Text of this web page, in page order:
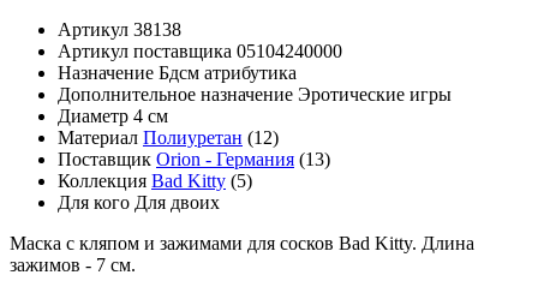
Артикул 38138
Артикул поставщика 05104240000
Назначение Бдсм атрибутика
Дополнительное назначение Эротические игры
Диаметр 4 см
Материал Полиуретан (12)
Поставщик Orion - Германия (13)
Коллекция Bad Kitty (5)
Для кого Для двоих
Маска с кляпом и зажимами для сосков Bad Kitty. Длина
зажимов - 7 см.